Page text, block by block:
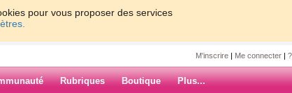
pour vous proposer des services
M'inscrire | Me connecter |
Rubriques Boutique Plus...